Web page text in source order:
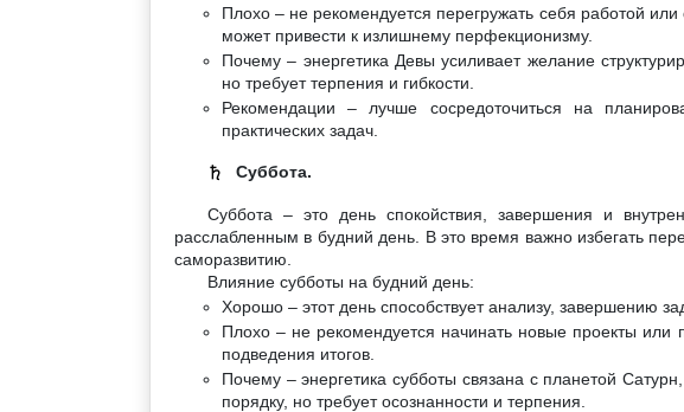
Плохо – не рекомендуется перегружать себя работой
может привести к излишнему перфекционизму.
Почему – энергетика Девы усиливает желание
но требует терпения и гибкости.
Рекомендации – лучше сосредоточиться на
практических задач.
♄ Суббота.
Суббота – это день спокойствия, завершения и
расслабленным в будний день. В это время важно избегать
саморазвитию.
Влияние субботы на будний день:
Хорошо – этот день способствует анализу, завершению
Плохо – не рекомендуется начинать новые проекты или
подведения итогов.
Почему – энергетика субботы связана с планетой
порядку, но требует осознанности и терпения.